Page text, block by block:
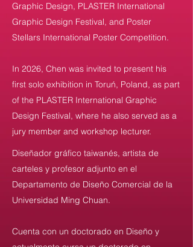
Graphic Design, PLASTER International
Graphic Design Festival, and Poster
Stellars International Poster Competition.
In 2026, Chen was invited to present his
first solo exhibition in Toruń, Poland, as part
of the PLASTER International Graphic
Design Festival, where he also served as a
jury member and workshop lecturer.
Diseñador gráfico taiwanés, artista de
carteles y profesor adjunto en el
Departamento de Diseño Comercial de la
Universidad Ming Chuan.
Cuenta con un doctorado en Diseño y